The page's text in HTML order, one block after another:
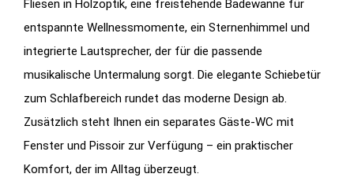
Fliesen in Holzoptik, eine freistehende Badewanne für
entspannte Wellnessmomente, ein Sternenhimmel und
integrierte Lautsprecher, der für die passende
musikalische Untermalung sorgt. Die elegante Schiebetür
zum Schlafbereich rundet das moderne Design ab.
Zusätzlich steht Ihnen ein separates Gäste-WC mit
Fenster und Pissoir zur Verfügung – ein praktischer
Komfort, der im Alltag überzeugt.